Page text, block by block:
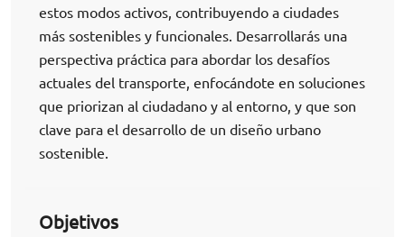
estos modos activos, contribuyendo a ciudades
más sostenibles y funcionales. Desarrollarás una
perspectiva práctica para abordar los desafíos
actuales del transporte, enfocándote en soluciones
que priorizan al ciudadano y al entorno, y que son
clave para el desarrollo de un diseño urbano
sostenible.
Objetivos